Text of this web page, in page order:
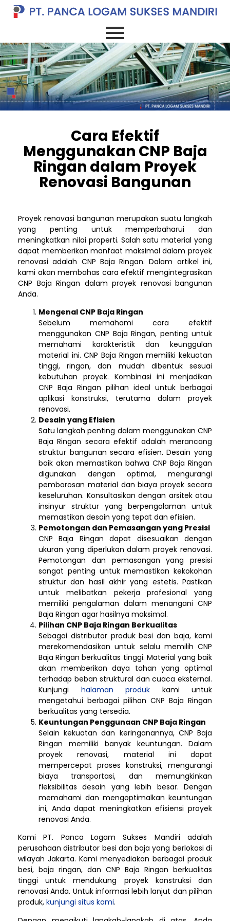
Cara Efektif
Menggunakan CNP Baja
Ringan dalam Proyek
Renovasi Bangunan
Proyek renovasi bangunan merupakan suatu langkah
yang penting untuk memperbaharui dan
meningkatkan nilai properti. Salah satu material yang
dapat memberikan manfaat maksimal dalam proyek
renovasi adalah CNP Baja Ringan. Dalam artikel ini,
kami akan membahas cara efektif mengintegrasikan
CNP Baja Ringan dalam proyek renovasi bangunan
Anda.
Mengenal CNP Baja Ringan
Sebelum memahami cara efektif
menggunakan CNP Baja Ringan, penting untuk
memahami karakteristik dan keunggulan
material ini. CNP Baja Ringan memiliki kekuatan
tinggi, ringan, dan mudah dibentuk sesuai
kebutuhan proyek. Kombinasi ini menjadikan
CNP Baja Ringan pilihan ideal untuk berbagai
aplikasi konstruksi, terutama dalam proyek
renovasi.
Desain yang Efisien
Satu langkah penting dalam menggunakan CNP
Baja Ringan secara efektif adalah merancang
struktur bangunan secara efisien. Desain yang
baik akan memastikan bahwa CNP Baja Ringan
digunakan dengan optimal, mengurangi
pemborosan material dan biaya proyek secara
keseluruhan. Konsultasikan dengan arsitek atau
insinyur struktur yang berpengalaman untuk
memastikan desain yang tepat dan efisien.
Pemotongan dan Pemasangan yang Presisi
CNP Baja Ringan dapat disesuaikan dengan
ukuran yang diperlukan dalam proyek renovasi.
Pemotongan dan pemasangan yang presisi
sangat penting untuk memastikan kekokohan
struktur dan hasil akhir yang estetis. Pastikan
untuk melibatkan pekerja profesional yang
memiliki pengalaman dalam menangani CNP
Baja Ringan agar hasilnya maksimal.
Pilihan CNP Baja Ringan Berkualitas
Sebagai distributor produk besi dan baja, kami
merekomendasikan untuk selalu memilih CNP
Baja Ringan berkualitas tinggi. Material yang baik
akan memberikan daya tahan yang optimal
terhadap beban struktural dan cuaca eksternal.
Kunjungi halaman produk kami untuk
mengetahui berbagai pilihan CNP Baja Ringan
berkualitas yang tersedia.
Keuntungan Penggunaan CNP Baja Ringan
Selain kekuatan dan keringanannya, CNP Baja
Ringan memiliki banyak keuntungan. Dalam
proyek renovasi, material ini dapat
mempercepat proses konstruksi, mengurangi
biaya transportasi, dan memungkinkan
fleksibilitas desain yang lebih besar. Dengan
memahami dan mengoptimalkan keuntungan
ini, Anda dapat meningkatkan efisiensi proyek
renovasi Anda.
Kami PT. Panca Logam Sukses Mandiri adalah
perusahaan distributor besi dan baja yang berlokasi di
wilayah Jakarta. Kami menyediakan berbagai produk
besi, baja ringan, dan CNP Baja Ringan berkualitas
tinggi untuk mendukung proyek konstruksi dan
renovasi Anda. Untuk informasi lebih lanjut dan pilihan
produk, kunjungi situs kami.